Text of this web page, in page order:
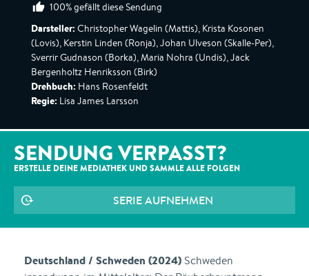
100% gefällt diese Sendung
Darsteller: Christopher Wagelin (Mattis), Krista Kosonen
(Lovis), Kerstin Linden (Ronja), Johan Ulveson (Skalle-Per),
Sverrir Gudnason (Borka), Maria Nohra (Undis), Jack
Bergenholtz Henriksson (Birk)
Drehbuch: Hans Rosenfeldt
Regie: Lisa James Larsson
SENDUNG VERPASST?
ERSTELLE DEINE MEDIATHEK UND SAMMLE ALLE FOLGEN
SERIE AUFNEHMEN
Deutschland / Schweden (2024) Schweden